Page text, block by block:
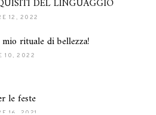
12, 2022
rituale di bellezza!
10, 2022
le feste
16, 2021